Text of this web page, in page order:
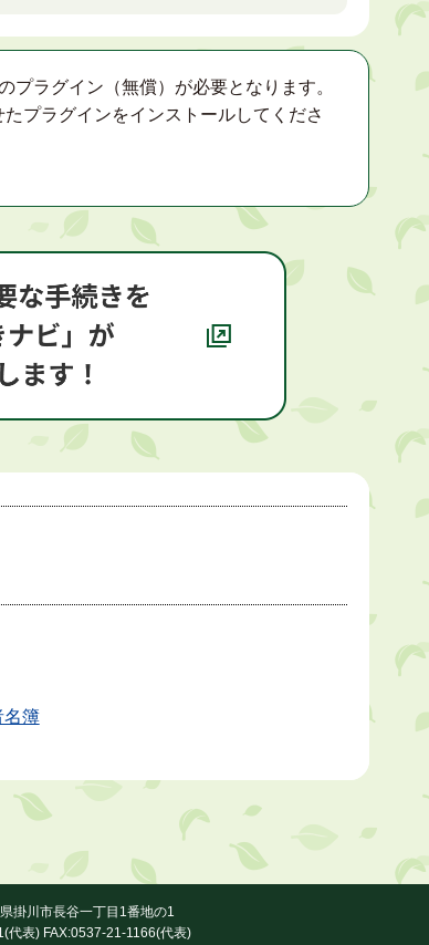
ラグイン（無償）が必要となります。
プラグインをインストールしてくださ
名簿
掛川市長谷一丁目1番地の1
代表) FAX:0537-21-1166(代表)